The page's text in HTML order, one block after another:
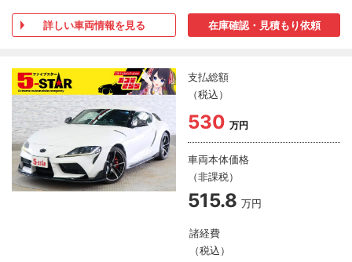
詳しい車両情報を見る 在庫確認・見積もり依頼
支払総額
（税込）
530 万円
車両本体価格
（非課税）
515.8 万円
諸経費
（税込）